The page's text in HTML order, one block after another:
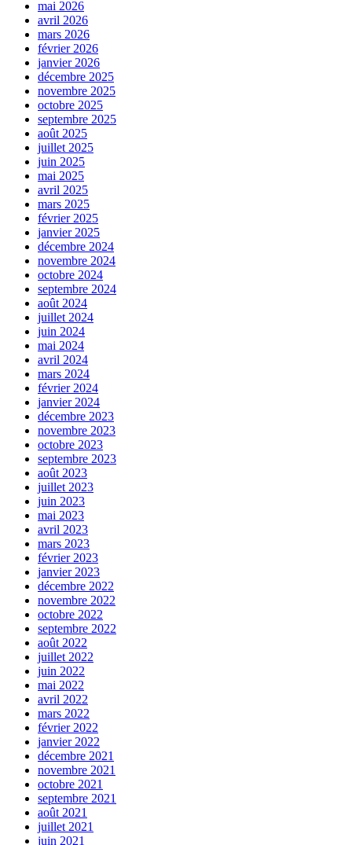
mai 2026
avril 2026
mars 2026
février 2026
janvier 2026
décembre 2025
novembre 2025
octobre 2025
septembre 2025
août 2025
juillet 2025
juin 2025
mai 2025
avril 2025
mars 2025
février 2025
janvier 2025
décembre 2024
novembre 2024
octobre 2024
septembre 2024
août 2024
juillet 2024
juin 2024
mai 2024
avril 2024
mars 2024
février 2024
janvier 2024
décembre 2023
novembre 2023
octobre 2023
septembre 2023
août 2023
juillet 2023
juin 2023
mai 2023
avril 2023
mars 2023
février 2023
janvier 2023
décembre 2022
novembre 2022
octobre 2022
septembre 2022
août 2022
juillet 2022
juin 2022
mai 2022
avril 2022
mars 2022
février 2022
janvier 2022
décembre 2021
novembre 2021
octobre 2021
septembre 2021
août 2021
juillet 2021
juin 2021